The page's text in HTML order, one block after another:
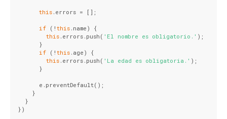
this .errors = [];
if (!this .name) {
this .errors.push( 'El nombre es obligatorio.' );
      }
if (!this .age) {
this .errors.push( 'La edad es obligatoria.' );
      }
      e.preventDefault();
    }
  }
})